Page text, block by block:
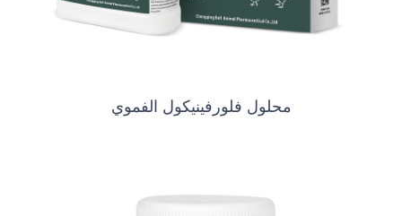
محلول فلورفينيكول الفموي